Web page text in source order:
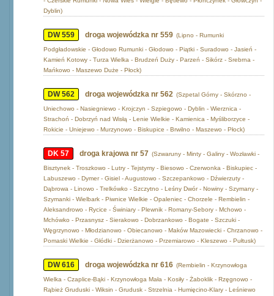
Dyblin)
DW 559 droga wojewódzka nr 559 (Lipno - Rumunki
Podgładowskie - Głodowo Rumunki - Głodowo - Piątki - Suradowo - Jasień -
Kamień Kotowy - Turza Wielka - Brudzeń Duży - Parzeń - Sikórz - Srebrna -
Mańkowo - Maszewo Duże - Płock)
DW 562 droga wojewódzka nr 562 (Szpetal Górny - Skórzno -
Uniechowo - Nasiegniewo - Krojczyn - Szpiegowo - Dyblin - Wierznica -
Strachoń - Dobrzyń nad Wisłą - Lenie Wielkie - Kamienica - Myśliborzyce -
Rokicie - Uniejewo - Murzynowo - Biskupice - Brwilno - Maszewo - Płock)
DK 57 droga krajowa nr 57 (Szwaruny - Minty - Galiny - Wozławki -
Bisztynek - Troszkowo - Lutry - Tejstymy - Biesowo - Czerwonka - Biskupiec -
Labuszewo - Dymer - Gisiel - Augustowo - Szczepankowo - Dźwierzuty -
Dąbrowa - Linowo - Trelkówko - Szczytno - Leśny Dwór - Nowiny - Szymany -
Szymanki - Wielbark - Piwnice Wielkie - Opaleniec - Chorzele - Rembielin -
Aleksandrowo - Rycice - Świniary - Plewnik - Romany-Sebory - Mchowo -
Mchówko - Przasnysz - Sierakowo - Dobrzankowo - Bogate - Szczuki -
Węgrzynowo - Młodzianowo - Obiecanowo - Maków Mazowiecki - Chrzanowo -
Pomaski Wielkie - Głódki - Dzierżanowo - Przemiarowo - Kleszewo - Pułtusk)
DW 616 droga wojewódzka nr 616 (Rembielin - Krzynowłoga
Wielka - Czaplice-Bąki - Krzynowłoga Mała - Kosiły - Żaboklik - Rzęgnowo -
Rąbież Gruduski - Wiksin - Grudusk - Strzelnia - Humięcino-Klary - Leśniewo